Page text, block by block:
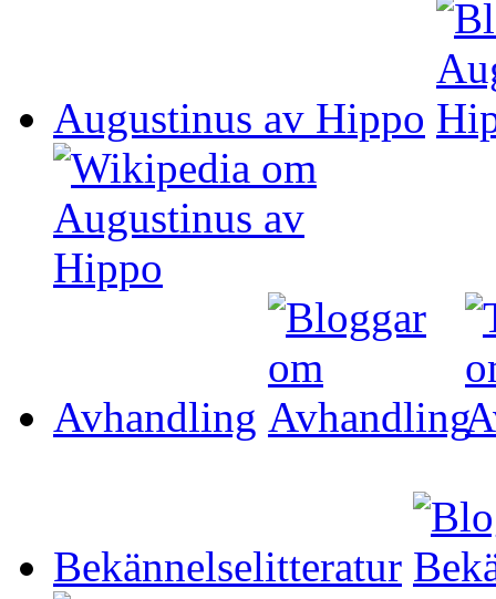
Augustinus av Hippo
Avhandling
Bekännelselitteratur